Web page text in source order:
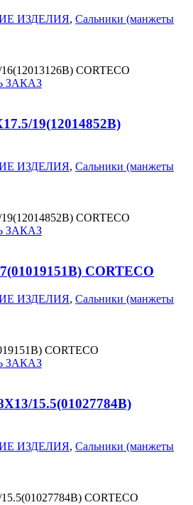
ИЗДЕЛИЯ, Сальники (манжеты
CORTECO
ЗАКАЗ
19(12014852B)
ИЗДЕЛИЯ, Сальники (манжеты
CORTECO
ЗАКАЗ
CORTECO
ИЗДЕЛИЯ, Сальники (манжеты
CORTECO
ЗАКАЗ
15.5(01027784B)
ИЗДЕЛИЯ, Сальники (манжеты
CORTECO